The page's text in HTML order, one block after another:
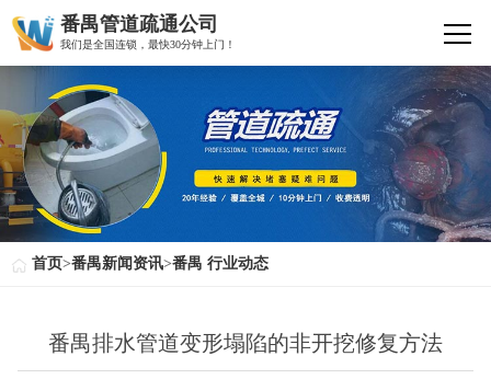
番禺管道疏通公司
我们是全国连锁，最快30分钟上门！
首页>番禺新闻资讯>番禺 行业动态
番禺排水管道变形塌陷的非开挖修复方法